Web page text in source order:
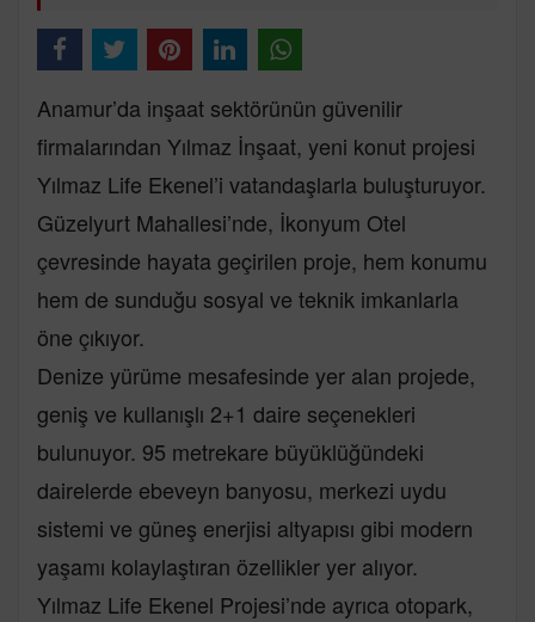
Anamur’da inşaat sektörünün güvenilir
firmalarından Yılmaz İnşaat, yeni konut projesi
Yılmaz Life Ekenel’i vatandaşlarla buluşturuyor.
Güzelyurt Mahallesi’nde, İkonyum Otel
çevresinde hayata geçirilen proje, hem konumu
hem de sunduğu sosyal ve teknik imkanlarla
öne çıkıyor.
Denize yürüme mesafesinde yer alan projede,
geniş ve kullanışlı 2+1 daire seçenekleri
bulunuyor. 95 metrekare büyüklüğündeki
dairelerde ebeveyn banyosu, merkezi uydu
sistemi ve güneş enerjisi altyapısı gibi modern
yaşamı kolaylaştıran özellikler yer alıyor.
Yılmaz Life Ekenel Projesi’nde ayrıca otopark,